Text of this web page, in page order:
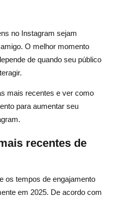
no Instagram sejam
O melhor momento
de quando seu público
mais recentes e ver como
para aumentar seu
recentes de
os tempos de engajamento
em 2025. De acordo com